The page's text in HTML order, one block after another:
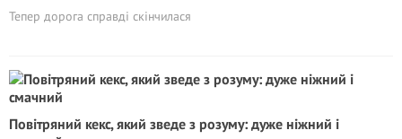
Тепер дорога справді скінчилася
Повітряний кекс, який зведе з розуму: дуже ніжний і